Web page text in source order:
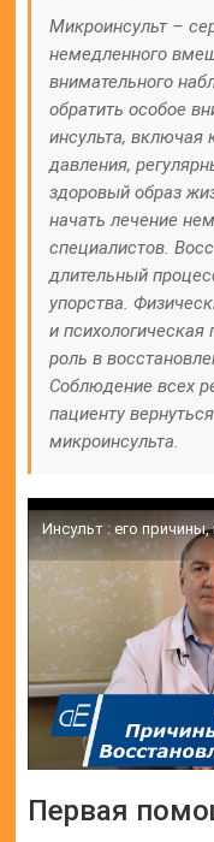
Микроинсульт –
немедленного
внимательного
обратить особое
инсульта, включая
давления,
здоровый образ
начать лечение
специалистов.
длительный
упорства.
и
роль в
Соблюдение всех
пациенту
микроинсульта.
Первая